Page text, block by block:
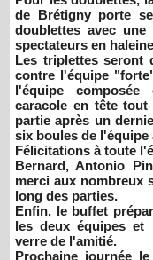
de Brétigny porte
doublettes avec
spectateurs en
Les triplettes seront
contre l'équipe
l'équipe
caracole en tête
partie après un
six boules de l'équipe
Félicitations à toute
Bernard, Antonio
merci aux nombreux
long des parties.
Enfin, le buffet
les deux équipes et
verre de l'amitié.
Prochaine journée